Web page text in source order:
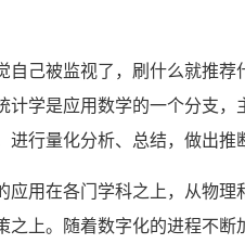
计学是应用数学的一个分支
进行量化分析、总结，做出推
应用在各门学科之上，从物
之上。随着数字化的进程不